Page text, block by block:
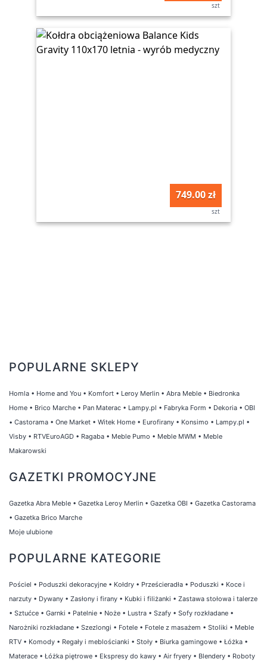
szt
749.00 zł
szt
POPULARNE SKLEPY
Homla • Home and You • Komfort • Leroy Merlin • Abra Meble • Biedronka
Home • Brico Marche • Pan Materac • Lampy.pl • Fabryka Form • Dekoria • OBI
• Castorama • One Market • Witek Home • Eurofirany • Konsimo • Lampy.pl •
Visby • RTVEuroAGD • Ragaba • Meble Pumo • Meble MWM • Meble
Makarowski
GAZETKI PROMOCYJNE
Gazetka Abra Meble • Gazetka Leroy Merlin • Gazetka OBI • Gazetka Castorama
• Gazetka Brico Marche
Moje ulubione
POPULARNE KATEGORIE
Pościel • Poduszki dekoracyjne • Kołdry • Prześcieradła • Poduszki • Koce i
narzuty • Dywany • Zasłony i firany • Kubki i filiżanki • Zastawa stołowa i talerze
• Sztućce • Garnki • Patelnie • Noże • Lustra • Szafy • Sofy rozkładane •
Narożniki rozkładane • Szezlongi • Fotele • Fotele z masażem • Stoliki • Meble
RTV • Komody • Regały i meblościanki • Stoły • Biurka gamingowe • Łóżka •
Materace • Łóżka piętrowe • Ekspresy do kawy • Air fryery • Blendery • Roboty